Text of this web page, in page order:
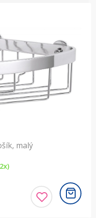
malý